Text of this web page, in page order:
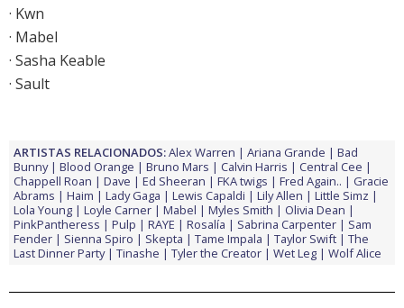
· Kwn
· Mabel
· Sasha Keable
· Sault
ARTISTAS RELACIONADOS:Alex Warren Ariana Grande
Bad
Bunny
Blood Orange Bruno Mars Calvin Harris
Central Cee
Chappell Roan
Dave Ed Sheeran FKA twigs Fred Again..
Gracie
Abrams
Haim Lady Gaga Lewis Capaldi Lily Allen
Little Simz
Lola Young
Loyle Carner Mabel Myles Smith
Olivia Dean
PinkPantheress
Pulp RAYE Rosalía Sabrina Carpenter
Sam
Fender
Sienna Spiro Skepta Tame Impala Taylor Swift
The
Last Dinner Party
Tinashe Tyler the Creator Wet Leg Wolf Alice